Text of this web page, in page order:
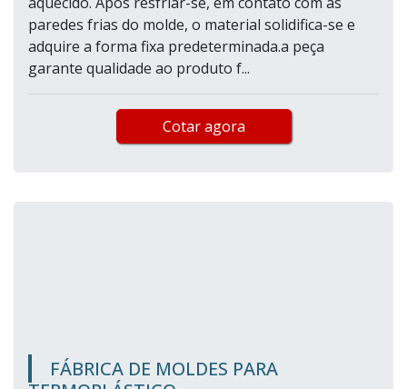
paredes frias do molde, o material solidifica-se e
adquire a forma fixa predeterminada.a peça
garante qualidade ao produto f...
Cotar agora
FÁBRICA DE MOLDES PARA